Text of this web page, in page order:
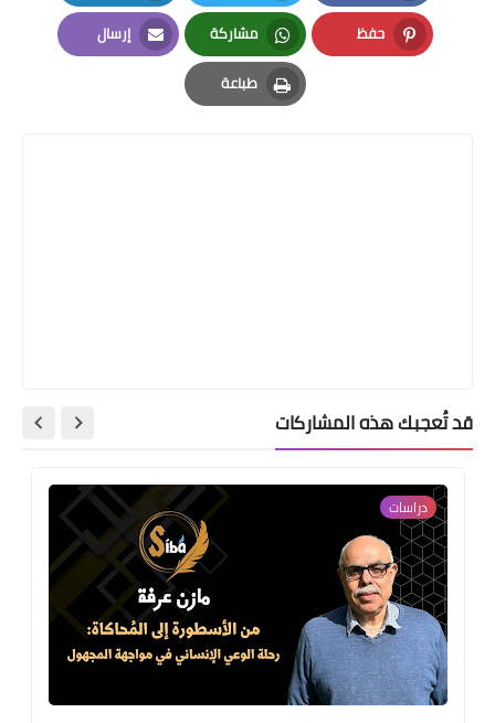
Facebook
Twitter
LinkedIn
حفظ
Pinterest
مشاركة
Whatsapp
إرسال
Email
طباعة
Print
قد تُعجبك هذه المشاركات
دراسات